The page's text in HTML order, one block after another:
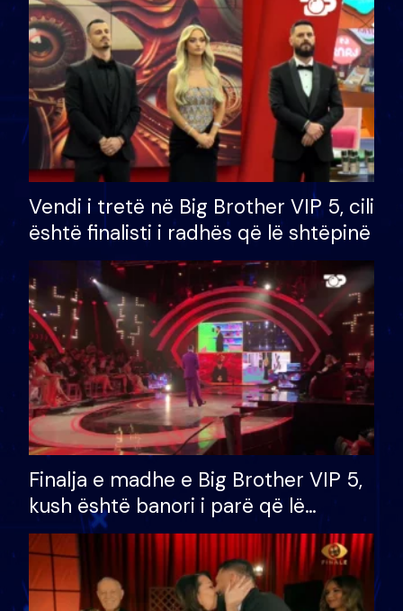
Vendi i tretë në Big Brother VIP 5, cili
është finalisti i radhës që lë shtëpinë
Finalja e madhe e Big Brother VIP 5,
kush është banori i parë që lë
shtëpinë dhe humb mundësinë për
të fituar çmimin e madh